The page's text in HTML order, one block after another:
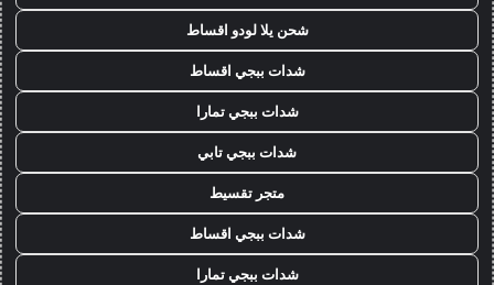
شحن يلا لودو اقساط
شدات ببجي اقساط
شدات ببجي تمارا
شدات ببجي تابي
متجر تقسيط
شدات ببجي اقساط
شدات ببجي تمارا